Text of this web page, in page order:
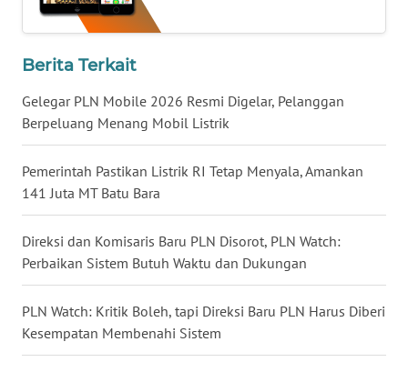
Berita Terkait
Gelegar PLN Mobile 2026 Resmi Digelar, Pelanggan
Berpeluang Menang Mobil Listrik
Pemerintah Pastikan Listrik RI Tetap Menyala, Amankan
141 Juta MT Batu Bara
Direksi dan Komisaris Baru PLN Disorot, PLN Watch:
Perbaikan Sistem Butuh Waktu dan Dukungan
PLN Watch: Kritik Boleh, tapi Direksi Baru PLN Harus Diberi
Kesempatan Membenahi Sistem
WN
LAMPUNG
JATENG
WN
NUSANTARA
WN